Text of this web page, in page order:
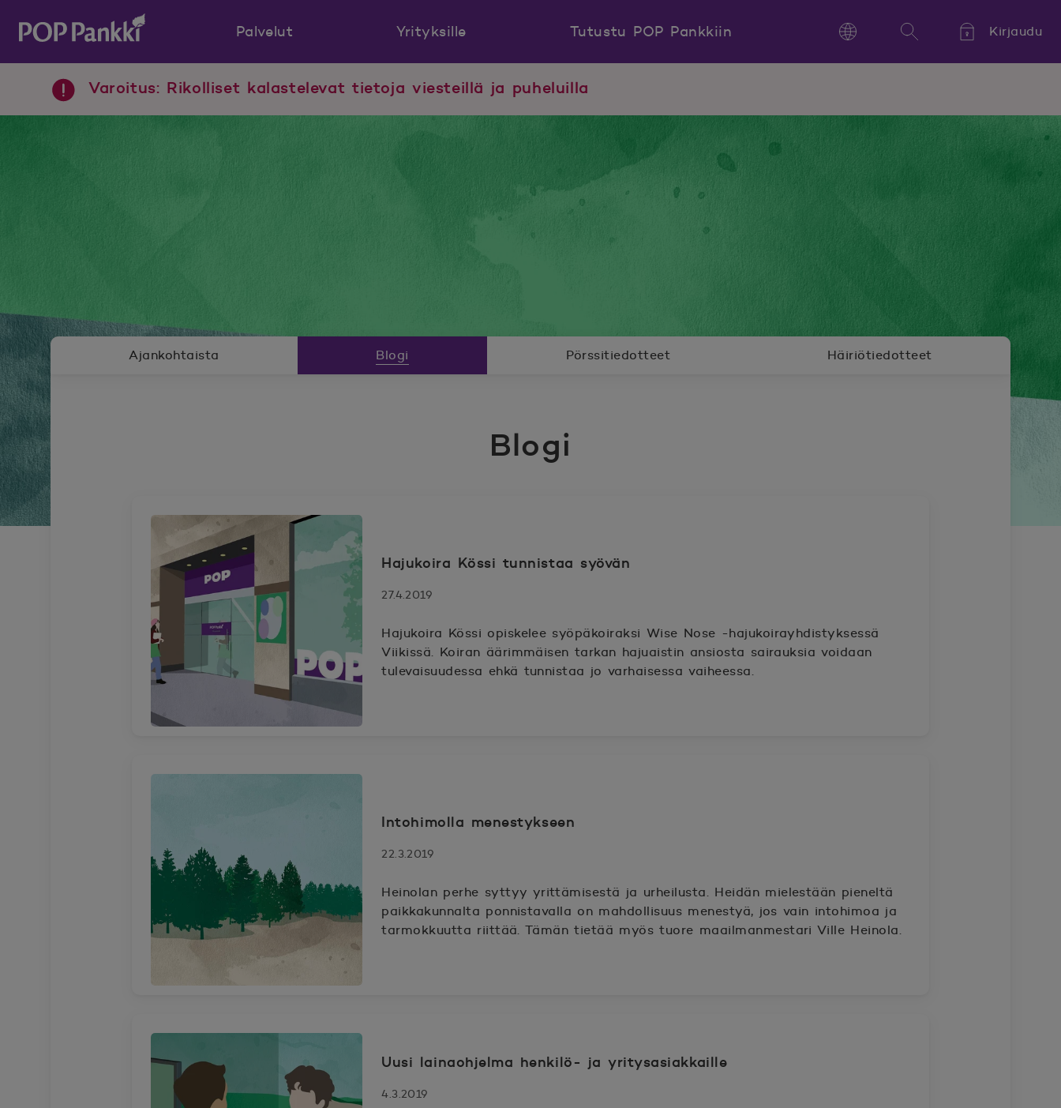
POP Pankki, etusivulle
Palvelut Yrityksille
Tutustu POP Pankkiin
Kieli,
Language Hae
Kirjaudu
Varoitus: Rikolliset kalastelevat tietoja viesteillä ja puheluilla
Blogi
Ajankohtaista Blogi Pörssitiedotteet Häiriötiedotteet
Hajukoira Kössi tunnistaa syövän
27.4.2019
Hajukoira Kössi opiskelee syöpäkoiraksi Wise Nose -hajukoirayhdistyksessä
Viikissä. Koiran äärimmäisen tarkan hajuaistin ansiosta sairauksia voidaan
tulevaisuudessa ehkä tunnistaa jo varhaisessa vaiheessa.
Intohimolla menestykseen
22.3.2019
Heinolan perhe syttyy yrittämisestä ja urheilusta. Heidän mielestään pieneltä
paikkakunnalta ponnistavalla on mahdollisuus menestyä, jos vain intohimoa ja
tarmokkuutta riittää. Tämän tietää myös tuore maailmanmestari Ville Heinola.
Uusi lainaohjelma henkilö- ja yritysasiakkaille
4.3.2019